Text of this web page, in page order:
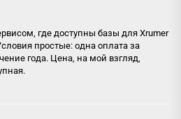
где доступны базы для Xrumer
простые: одна оплата за
года. Цена, на мой взгляд,